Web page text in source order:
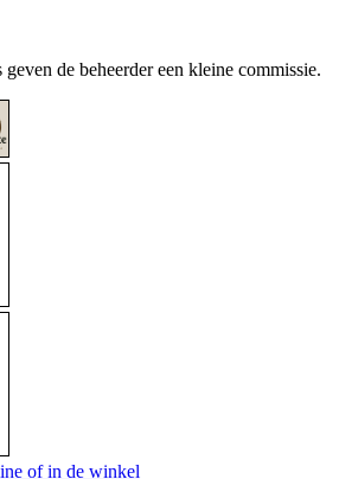
de beheerder een kleine commissie.